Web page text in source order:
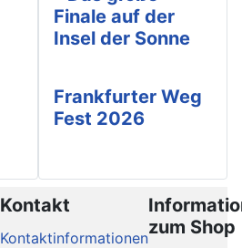
Finale auf der
Insel der Sonne
Frankfurter Weg
Fest 2026
Kontakt
Kontaktinformationenzum Shop